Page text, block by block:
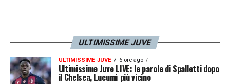
ULTIMISSIME JUVE
ULTIMISSIME JUVE 6 ore ago
Ultimissime Juve LIVE: le parole di Spalletti dopo
il Chelsea, Lucumì più vicino